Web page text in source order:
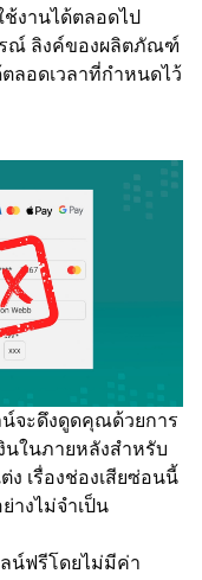
งานได้ตลอดไป
ณ์ ลิงค์ของผลิตภัณฑ์
ลอดเวลาที่กำหนดไว้
จะดึงดูดคุณด้วยการ
นในภายหลังสำหรับ
เรื่องช่องเสียซ่อนนี้
างไม่จำเป็น
น์ฟรีโดยไม่มีค่า